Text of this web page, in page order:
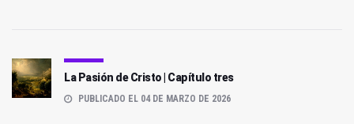
La Pasión de Cristo | Capítulo tres
PUBLICADO EL 04 DE MARZO DE 2026